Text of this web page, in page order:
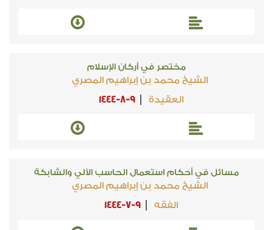
مختصر في أركان الإسلام
الشيخ محمد بن إبراهيم المصري
العقيدة
1444-8-9
مسائل في أحكام استعمال الحاسب الآلي والشابكة
الشيخ محمد بن إبراهيم المصري
الفقه
1444-7-9